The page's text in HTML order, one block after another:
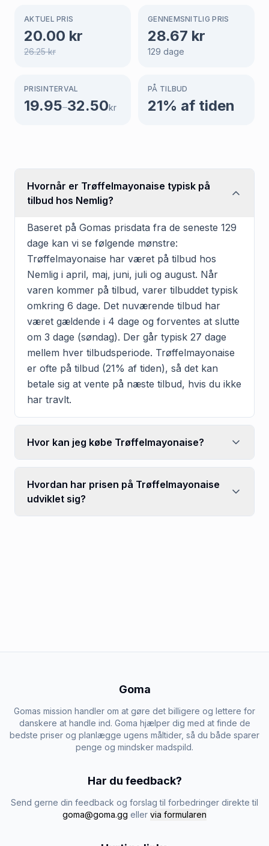
AKTUEL PRIS
20.00 kr
26.25kr
GENNEMSNITLIG PRIS
28.67 kr
129 dage
PRISINTERVAL
19.95–32.50kr
PÅ TILBUD
21% af tiden
Hvornår er Trøffelmayonaise typisk på
tilbud hos Nemlig?
Baseret på Gomas prisdata fra de seneste 129
dage kan vi se følgende mønstre:
Trøffelmayonaise har været på tilbud hos
Nemlig i april, maj, juni, juli og august. Når
varen kommer på tilbud, varer tilbuddet typisk
omkring 6 dage. Det nuværende tilbud har
været gældende i 4 dage og forventes at slutte
om 3 dage (søndag). Der går typisk 27 dage
mellem hver tilbudsperiode. Trøffelmayonaise
er ofte på tilbud (21% af tiden), så det kan
betale sig at vente på næste tilbud, hvis du ikke
har travlt.
Hvor kan jeg købe Trøffelmayonaise?
Hvordan har prisen på Trøffelmayonaise
udviklet sig?
Goma
Gomas mission handler om at gøre det billigere og lettere for
danskere at handle ind. Goma hjælper dig med at finde de
bedste priser og planlægge ugens måltider, så du både sparer
penge og mindsker madspild.
Har du feedback?
Send gerne din feedback og forslag til forbedringer direkte til
goma@goma.gg eller via formularen